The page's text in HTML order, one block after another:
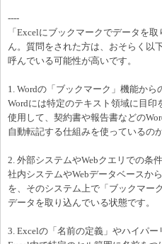
----
「Excelにブックマークでデータを
ん。質問をされた方は、おそらく以
呼んでいる可能性が高いです。
1. Wordの「ブックマーク」機能から
Wordには特定のテキスト領域に目
使用して、契約書や報告書などの
自動転記する仕組みを使っているの
2. 外部システムやWebクエリでの条
社内システムやWebデータベースか
を、そのシステム上で「ブックマー
データを取り込んでいる状態です。
3. Excelの「名前の定義」やハイパー